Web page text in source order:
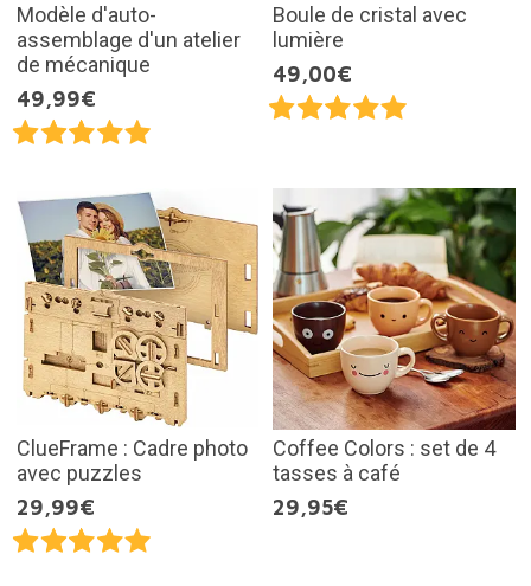
Modèle d'auto-
assemblage d'un atelier
de mécanique
49,99€
Boule de cristal avec
lumière
49,00€
ClueFrame : Cadre photo
avec puzzles
29,99€
Coffee Colors : set de 4
tasses à café
29,95€